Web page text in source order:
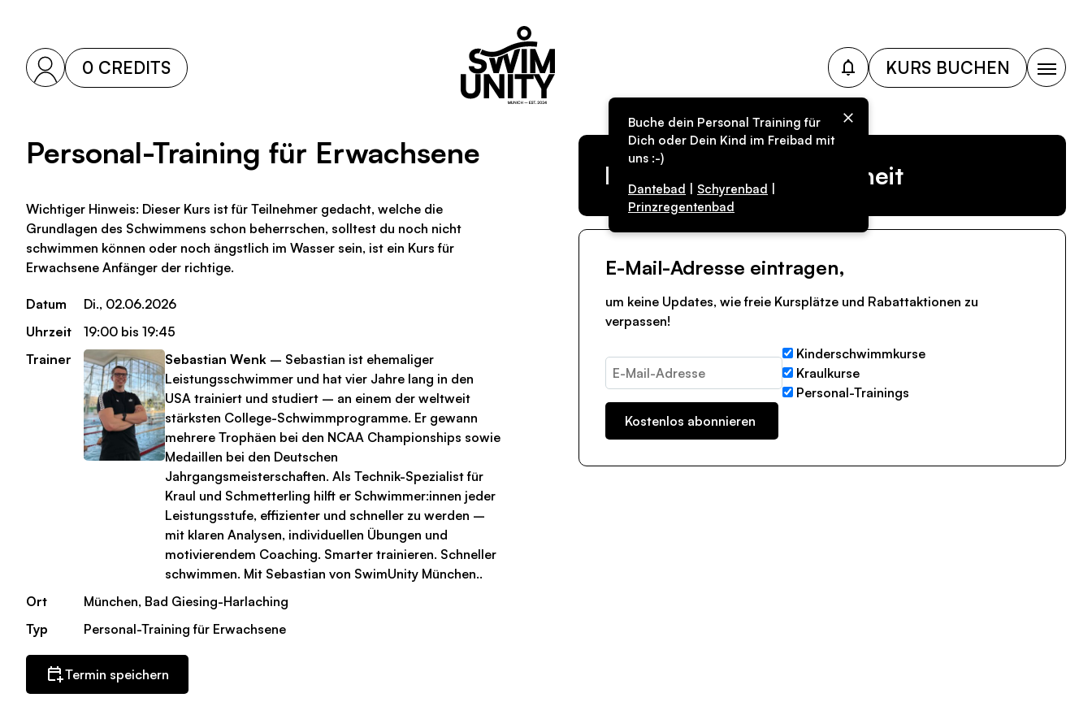
0 CREDITS
Buche dein Personal Training für
Dich oder Dein Kind im Freibad mit
uns :-)
Dantebad
Schyrenbad
Prinzregentenbad
KURS BUCHEN
Personal-Training für Erwachsene
Wichtiger Hinweis: Dieser Kurs ist für Teilnehmer gedacht, welche die
Grundlagen des Schwimmens schon beherrschen, solltest du noch nicht
schwimmen können oder noch ängstlich im Wasser sein, ist ein Kurs für
Erwachsene Anfänger der richtige.
Datum
Di., 02.06.2026
Uhrzeit
19:00 bis 19:45
Trainer
Sebastian Wenk – Sebastian ist ehemaliger
Leistungsschwimmer und hat vier Jahre lang in den
USA trainiert und studiert – an einem der weltweit
stärksten College-Schwimmprogramme. Er gewann
mehrere Trophäen bei den NCAA Championships sowie
Medaillen bei den Deutschen
Jahrgangsmeisterschaften. Als Technik-Spezialist für
Kraul und Schmetterling hilft er Schwimmer:innen jeder
Leistungsstufe, effizienter und schneller zu werden –
mit klaren Analysen, individuellen Übungen und
motivierendem Coaching. Smarter trainieren. Schneller
schwimmen. Mit Sebastian von SwimUnity München..
Ort
München, Bad Giesing-Harlaching
Typ
Personal-Training für Erwachsene
Termin speichern
Kurs in der Vergangenheit
E-Mail-Adresse eintragen,
um keine Updates, wie freie Kursplätze und Rabattaktionen zu
verpassen!
Kinderschwimmkurse
Kraulkurse
Personal-Trainings